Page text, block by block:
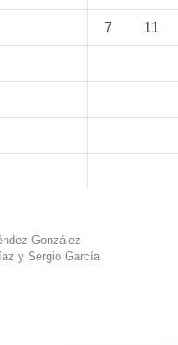
7 11
González
y Sergio García